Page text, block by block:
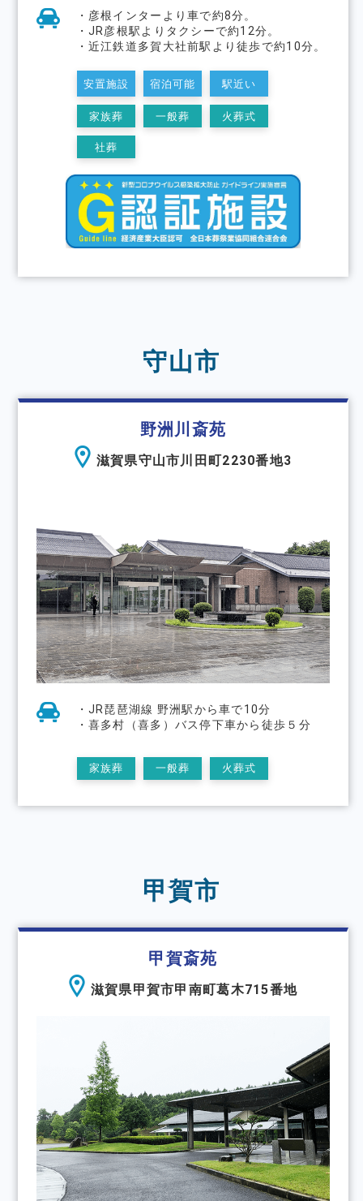
・彦根インターより⾞で約8分。
・JR彦根駅よりタクシーで約12分。
・近江鉄道多賀大社前駅より徒歩で約10分。
安置施設 宿泊可能 駅近い
家族葬 一般葬 火葬式
社葬
守山市
野洲川斎苑
滋賀県守山市川田町2230番地3
・JR琵琶湖線 野洲駅から車で10分
・喜多村（喜多）バス停下車から徒歩５分
家族葬 一般葬 火葬式
甲賀市
甲賀斎苑
滋賀県甲賀市甲南町葛木715番地